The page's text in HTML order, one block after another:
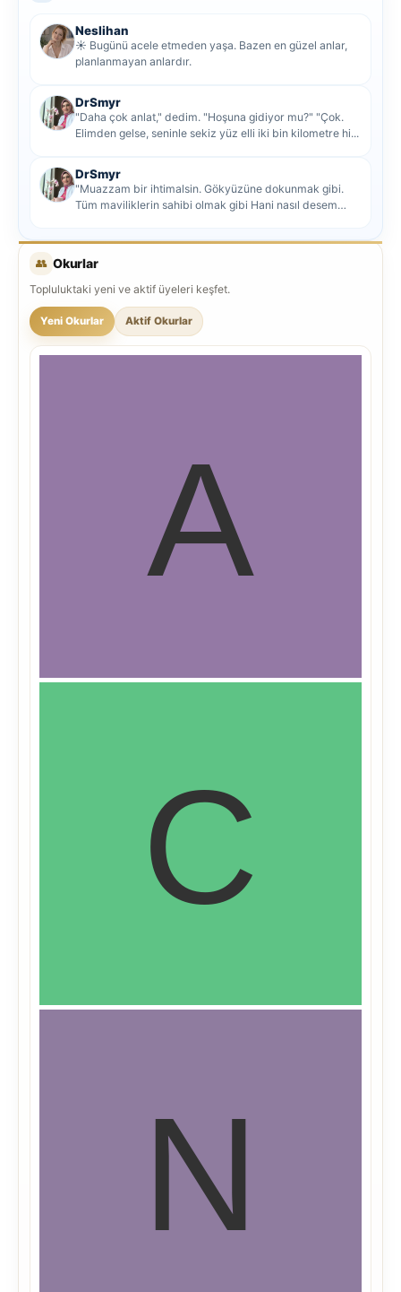
Neslihan
☀️ Bugünü acele etmeden yaşa. Bazen en güzel anlar,
planlanmayan anlardır.
DrSmyr
"Daha çok anlat," dedim. "Hoşuna gidiyor mu?" "Çok.
Elimden gelse, seninle sekiz yüz elli iki bin kilometre hi...
DrSmyr
"Muazzam bir ihtimalsin. Gökyüzüne dokunmak gibi.
Tüm maviliklerin sahibi olmak gibi Hani nasıl desem
👥 Okurlar
Topluluktaki yeni ve aktif üyeleri keşfet.
Yeni Okurlar Aktif Okurlar